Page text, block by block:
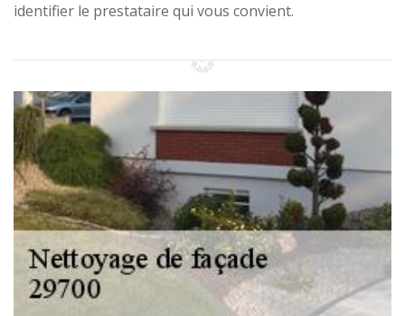
identifier le prestataire qui vous convient.